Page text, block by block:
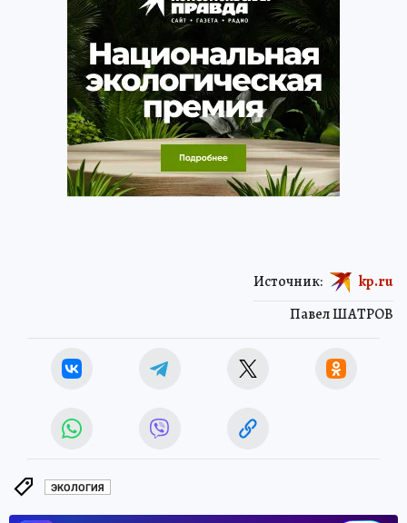
Павел ШАТРОВ
Источник: kp.ru
ЭКОЛОГИЯ